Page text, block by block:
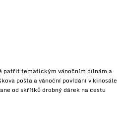
patřit tematickým vánočním dílnám a
pošta a vánoční povídání v kinosále
od skřítků drobný dárek na cestu